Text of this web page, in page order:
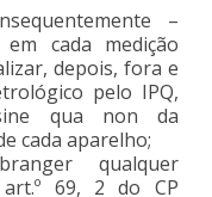
–
em cada medição
depois, fora e
pelo IPQ,
qua non da
cada aparelho;
qualquer
69, 2 do CP